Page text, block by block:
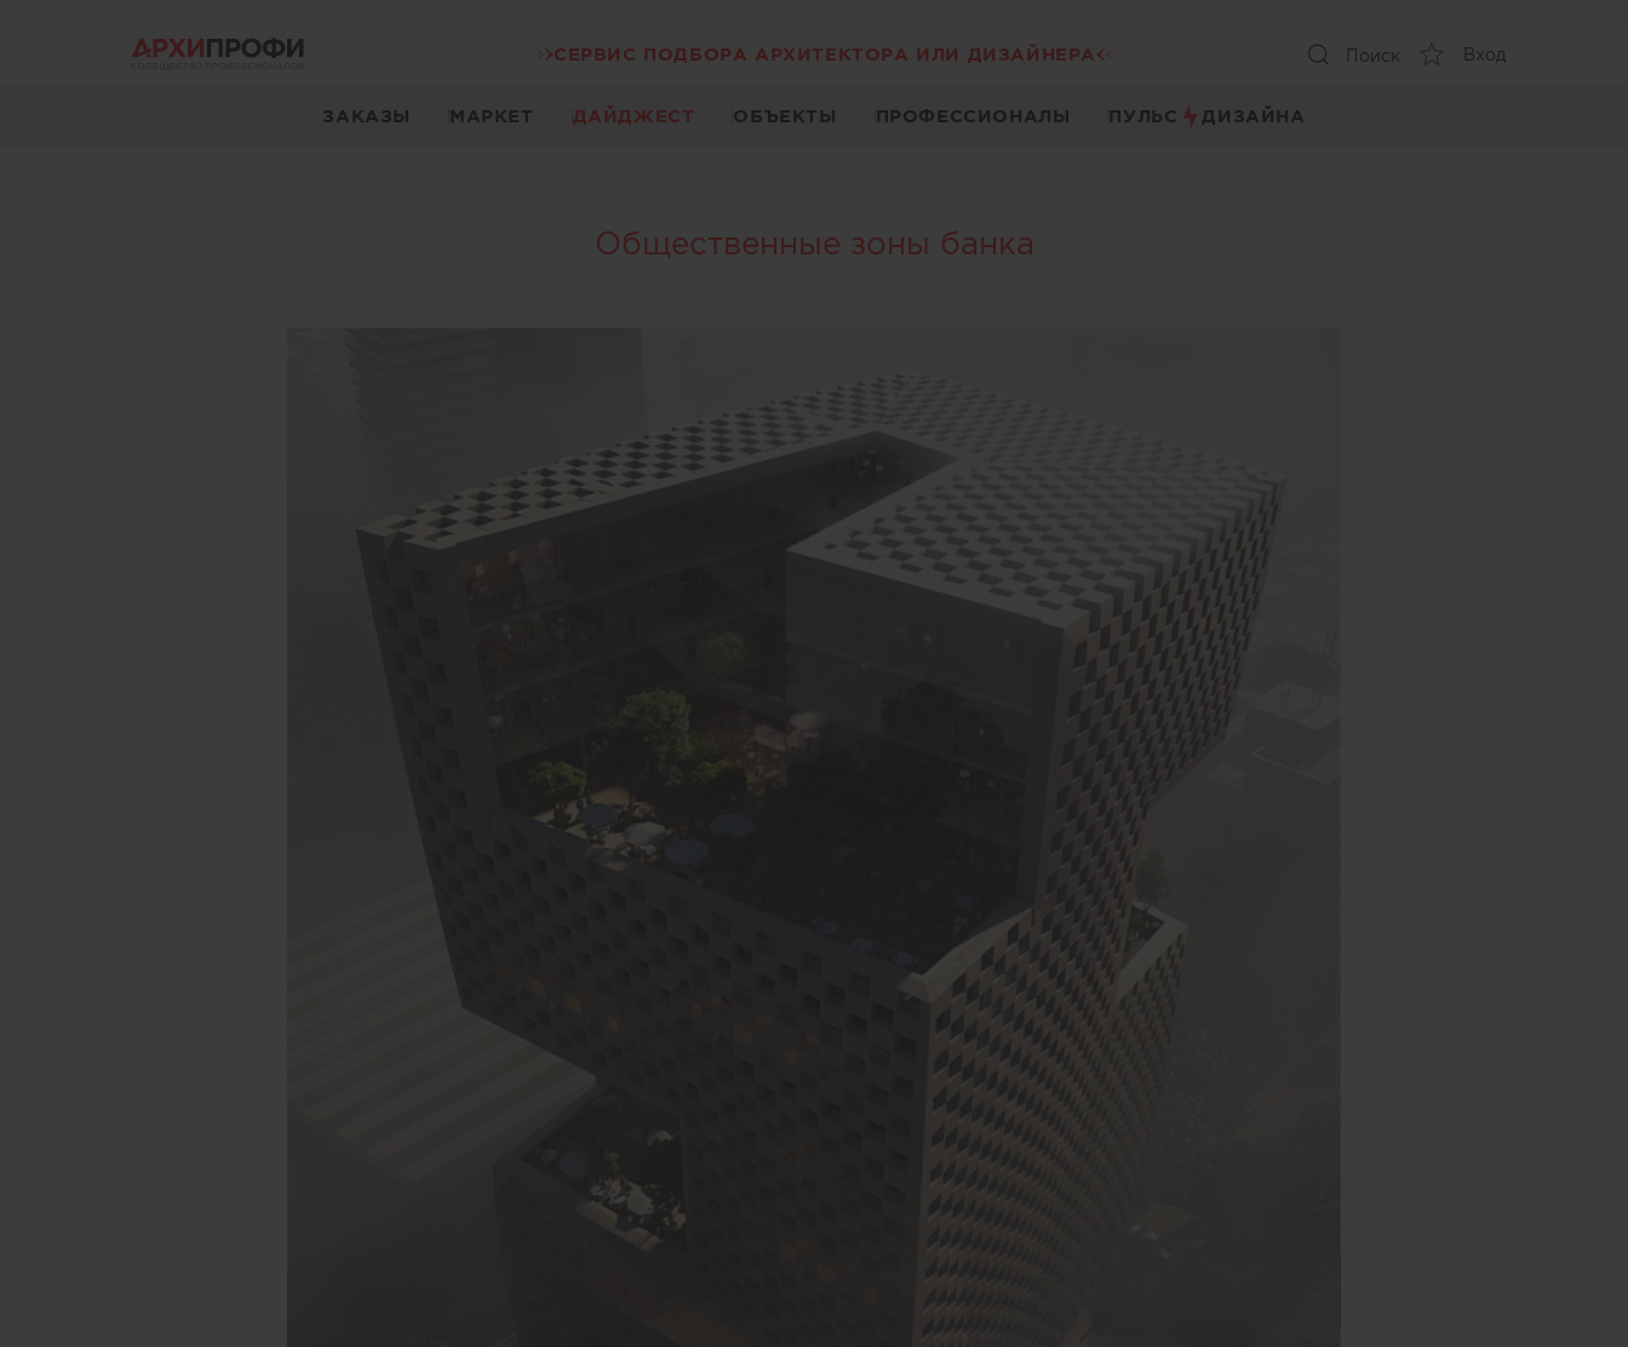
СЕРВИС ПОДБОРА АРХИТЕКТОРА ИЛИ ДИЗАЙНЕРА Поиск Вход
ЗАКАЗЫ МАРКЕТ ДАЙДЖЕСТ ОБЪЕКТЫ ПРОФЕССИОНАЛЫ ПУЛЬС ДИЗАЙНА
Общественные зоны банка